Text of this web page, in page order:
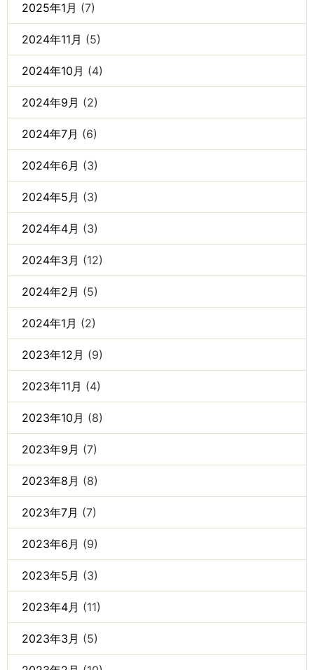
2025年1月 (7)
2024年11月 (5)
2024年10月 (4)
2024年9月 (2)
2024年7月 (6)
2024年6月 (3)
2024年5月 (3)
2024年4月 (3)
2024年3月 (12)
2024年2月 (5)
2024年1月 (2)
2023年12月 (9)
2023年11月 (4)
2023年10月 (8)
2023年9月 (7)
2023年8月 (8)
2023年7月 (7)
2023年6月 (9)
2023年5月 (3)
2023年4月 (11)
2023年3月 (5)